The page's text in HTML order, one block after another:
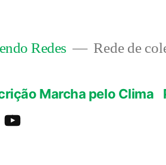
Redes Rede de
Marcha pelo Clima
YouTube